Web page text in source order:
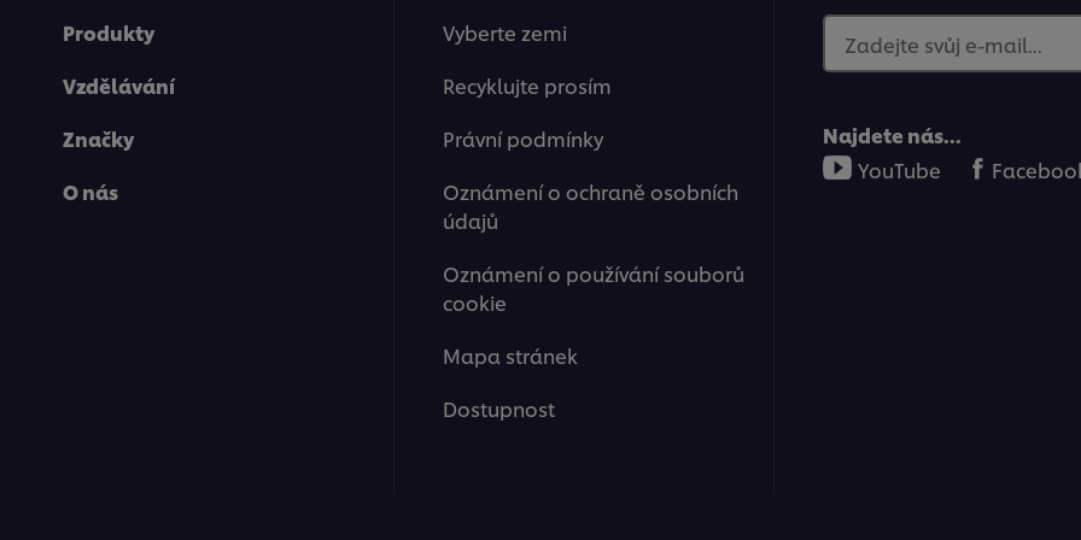
Produkty
Vzdělávání
Značky
O nás
Vyberte zemi
Recyklujte prosím
Právní podmínky
Oznámení o ochraně osobních
údajů
Oznámení o používání souborů
cookie
Mapa stránek
Dostupnost
Zadejte svůj e-mail...
Najdete nás...
YouTube